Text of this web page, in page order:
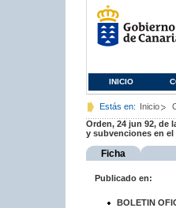
INICIO
Estás en: Inicio
Orden, 24 jun 92, de
y subvenciones en
Ficha
Publicado en:
BOLETIN